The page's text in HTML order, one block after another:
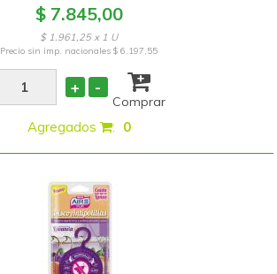
$ 7.845,00
$ 1.961,25 x 1 U
Precio sin imp. nacionales$ 6.197,55
+ -
Comprar
Agregados : 0